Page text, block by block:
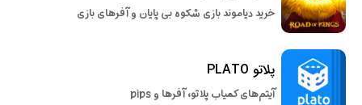
خرید دیاموند بازی شکوه بی پایان و آفرهای بازی
پلاتو PLATO
آیتم‌های کمیاب پلاتو، آفرها و pips